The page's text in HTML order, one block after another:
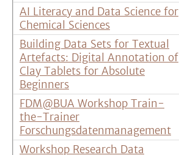
AI Literacy and Data Science for
Chemical Sciences
Building Data Sets for Textual
Artefacts: Digital Annotation of
Clay Tablets for Absolute
Beginners
FDM@BUA Workshop Train-
the-Trainer
Forschungsdatenmanagement
Workshop Research Data